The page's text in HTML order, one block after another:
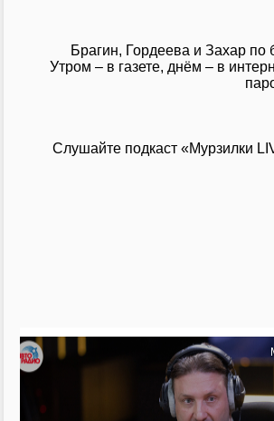
Брагин, Гордеева и Захар
Утром – в газете, днём – в
Слушайте подкаст «Мурзилки